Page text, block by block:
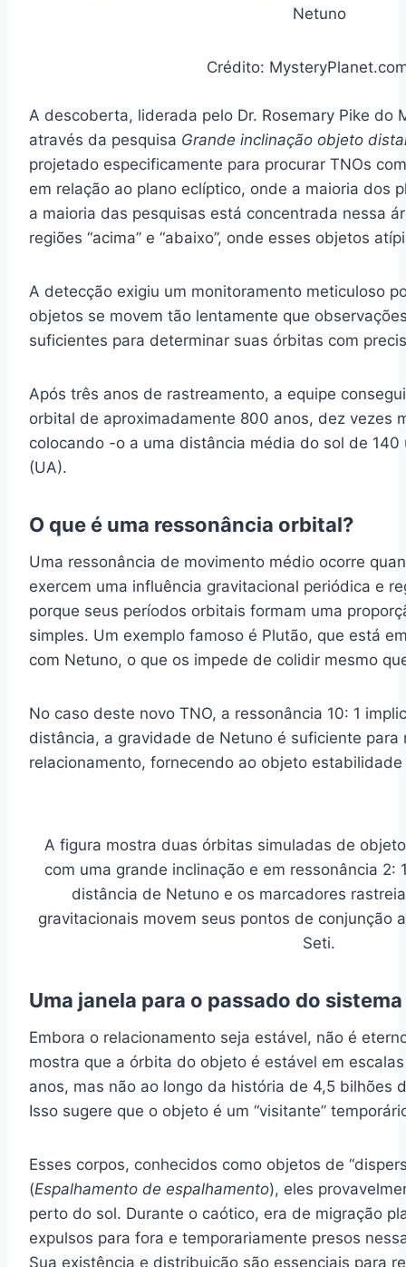
Crédito:
A descoberta, liderada pelo Dr. Rosemary Pike do
através da pesquisa Grande inclinação objeto
projetado especificamente para procurar TNOs
em relação ao plano eclíptico, onde a maioria dos
a maioria das pesquisas está concentrada nessa
regiões “acima” e “abaixo”, onde esses objetos
A detecção exigiu um monitoramento meticuloso
objetos se movem tão lentamente que
suficientes para determinar suas órbitas com
Após três anos de rastreamento, a equipe
orbital de aproximadamente 800 anos, dez vezes
colocando -o a uma distância média do sol de
(UA).
O que é uma ressonância orbital?
Uma ressonância de movimento médio ocorre
exercem uma influência gravitacional periódica e
porque seus períodos orbitais formam uma
simples. Um exemplo famoso é Plutão, que está
com Netuno, o que os impede de colidir mesmo
No caso deste novo TNO, a ressonância 10: 1
distância, a gravidade de Netuno é suficiente para
relacionamento, fornecendo ao objeto
A figura mostra duas órbitas simuladas de
com uma grande inclinação e em ressonância 2:
distância de Netuno e os marcadores
gravitacionais movem seus pontos de conjunção
Seti.
Uma janela para o passado do
Embora o relacionamento seja estável, não é
mostra que a órbita do objeto é estável em
anos, mas não ao longo da história de 4,5 bilhões
Isso sugere que o objeto é um “visitante”
Esses corpos, conhecidos como objetos de
(Espalhamento de espalhamento), eles
perto do sol. Durante o caótico, era de migração
expulsos para fora e temporariamente presos
Sua existência e distribuição são essenciais para